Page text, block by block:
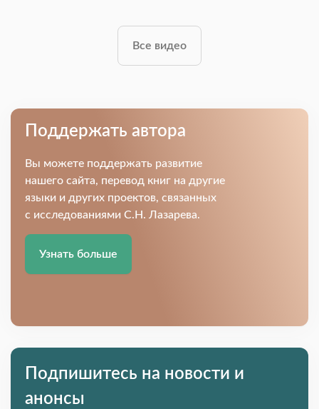
Все видео
Поддержать автора
Вы можете поддержать развитие
нашего сайта, перевод книг на другие
языки и других проектов, связанных
с исследованиями С.Н. Лазарева.
Узнать больше
Подпишитесь на новости и
анонсы